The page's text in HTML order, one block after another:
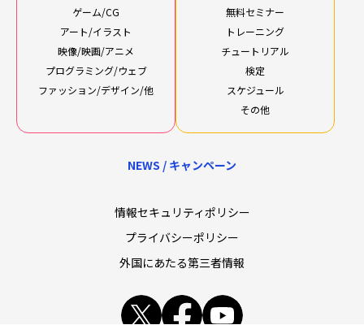
ゲーム/CG
アート/イラスト
映像/映画/アニメ
プログラミング/ウェブ
ファッション/デザイン/他
無料セミナー
トレーニング
チュートリアル
検定
スケジュール
その他
NEWS / キャンペーン
情報セキュリティポリシー
プライバシーポリシー
外国にあたる第三者情報
x facebook